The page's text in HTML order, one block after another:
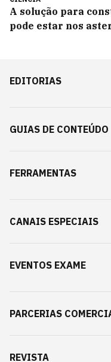
A solução para
pode estar nos
EDITORIAS
GUIAS DE CONTEÚDO
FERRAMENTAS
CANAIS ESPECIAIS
EVENTOS EXAME
PARCERIAS
REVISTA